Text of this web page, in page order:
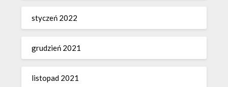
styczeń 2022
grudzień 2021
listopad 2021